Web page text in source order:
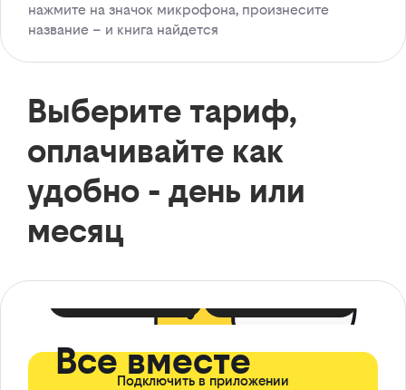
нажмите на значок микрофона, произнесите
название – и книга найдется
Выберите тариф,
оплачивайте как
удобно - день или
месяц
Все вместе
Подключить в приложении